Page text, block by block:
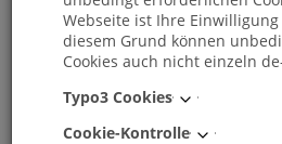
Trainee
Management Pflege K&S
Thüringen
, Thüringen
Webseite ist Ihre
diesem Grund können
Cookies auch nicht einzeln
Typo3 Cookies
Cookie-Kontrolle